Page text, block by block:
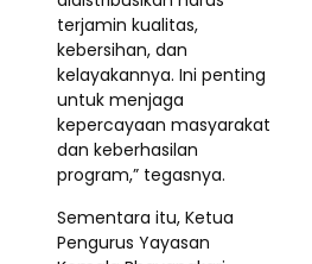
terjamin kualitas,
kebersihan, dan
kelayakannya. Ini penting
untuk menjaga
kepercayaan masyarakat
dan keberhasilan
program,” tegasnya.
Sementara itu, Ketua
Pengurus Yayasan